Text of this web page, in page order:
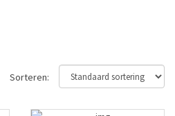
Sorteren: